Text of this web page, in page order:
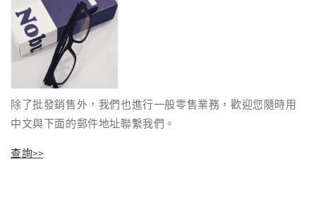
除了批發銷售外，我們也進行一般零售業務，歡迎您隨時用
中文與下面的郵件地址聯繫我們 。
查詢>>